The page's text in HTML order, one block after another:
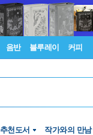
음반 블루레이 커피
추천도서 작가와의 만남